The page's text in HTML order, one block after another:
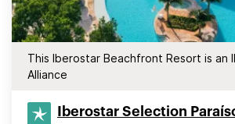
This Iberostar Beachfront Resort is an
Alliance
Iberostar Selection​